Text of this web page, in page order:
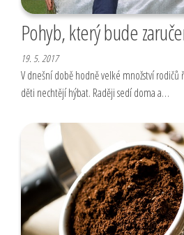
Pohyb, který bude
19. 5. 2017
V dnešní době hodně velké množství
děti nechtějí hýbat. Raději sedí doma a…